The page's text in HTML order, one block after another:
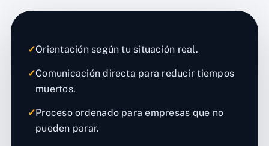
✓Orientación según tu situación real.
✓Comunicación directa para reducir tiempos
muertos.
✓Proceso ordenado para empresas que no
pueden parar.